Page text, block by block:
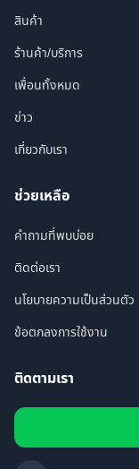
สินค้า
ร้านค้า/บริการ
เพื่อนทั้งหมด
ข่าว
เกี่ยวกับเรา
ช่วยเหลือ
คำถามที่พบบ่อย
ติดต่อเรา
นโยบายความเป็นส่วนตัว
ข้อตกลงการใช้งาน
ติดตามเรา